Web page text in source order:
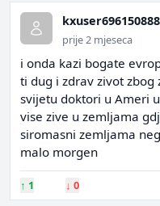
kxuser696150888
prije 2 mjeseca
i onda kazi bogate
ti dug i zdrav zivot zbog
svijetu doktori u Ameri
vise zive u zemljama
siromasni zemljama
malo morgen
↑ 1 ↓ 0